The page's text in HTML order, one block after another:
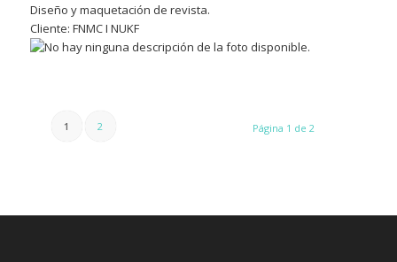
Diseño y maquetación de revista.
Cliente: FNMC I NUKF
Página 1 de 2
1 2